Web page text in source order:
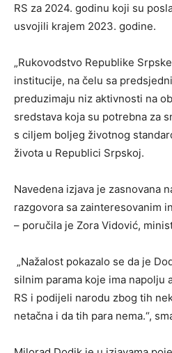
RS za 2024. godinu koji su
usvojili krajem 2023. godine.
„Rukovodstvo Republike
institucije, na čelu sa
preduzimaju niz aktivnosti na
sredstava koja su potrebna za
s ciljem boljeg životnog
života u Republici Srpskoj.
Navedena izjava je zasnovana
razgovora sa zainteresovanim
– poručila je Zora Vidović,
„Nažalost pokazalo se da je
silnim parama koje ima napolju
RS i podijeli narodu zbog tih
netačna i da tih para nema.“,